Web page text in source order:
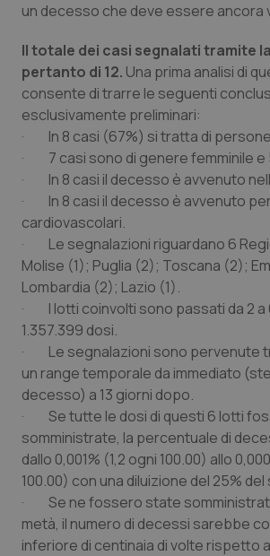
Piemonte
Provincia Autonoma di
Provincia Autonoma di Trento
Puglia
Sardegna
Sicilia
Toscana
Umbria
Valle D’Aosta
Veneto
HIV
Infezioni & Febbre
Ipertensione & Scompenso
Malattie rare
Malattia di Crohn &
Neuroscienze & patologie
Obesità
Oftalmologia
Oncodermatologia
Oncoematologia
Oncologia & Nutrizione
Psoriasi & pelle
un decesso che deve essere ancora
Il totale dei casi segnalati tramite la
pertanto di 12. Una prima analisi di
consente di trarre le seguenti
esclusivamente preliminari:
· In 8 casi (67%) si tratta di persone
· 7 casi sono di genere femminile e
· In 8 casi il decesso è avvenuto
· In 8 casi il decesso è avvenuto
cardiovascolari.
· Le segnalazioni riguardano 6
Molise (1); Puglia (2); Toscana (2);
Lombardia (2); Lazio (1).
· I lotti coinvolti sono passati da 2 a
1.357.399 dosi.
· Le segnalazioni sono pervenute
un range temporale da immediato
decesso) a 13 giorni dopo.
· Se tutte le dosi di questi 6 lotti
somministrate, la percentuale di
dallo 0,001% (1,2 ogni 100.00) allo
100.00) con una diluizione del 25%
· Se ne fossero state
metà, il numero di decessi sarebbe
inferiore di centinaia di volte rispetto